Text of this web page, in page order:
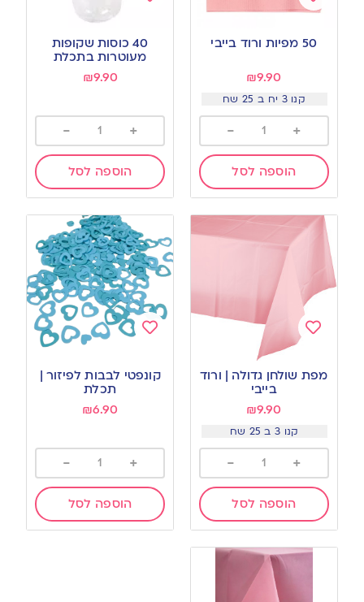
Add
to
wishlist
50 מפיות ורוד בייבי
₪9.90
קנו 3 יח ב 25 שח
+
-
הוספה לסל
to
wishlist
40 כוסות שקופות
מעוטרות בתכלת
₪9.90
+
-
הוספה לסל
to
מפת שולחן גדולה | ורוד
בייבי
₪9.90
קנו 3 ב 25 שח
+
-
הוספה לסל
to
wishlist
קונפטי לבבות לפיזור |
תכלת
₪6.90
+
-
הוספה לסל